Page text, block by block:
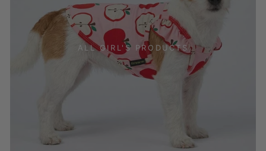
ALL GIRL'S PRODUCTS